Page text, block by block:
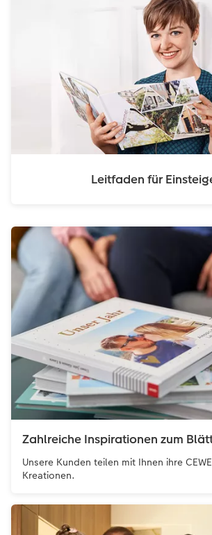
Leitfaden für
Zahlreiche Inspirationen zum
Unsere Kunden teilen mit Ihnen ihre CEWE
Kreationen.